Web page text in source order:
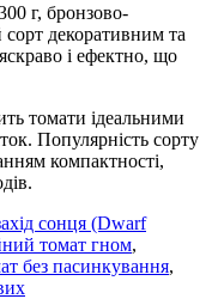
г, бронзово-
декоративним та
і ефектно, що
томати ідеальними
Популярність сорту
компактності,
сонця (Dwarf
томат гном,
без пасинкування,